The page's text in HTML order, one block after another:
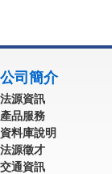
公司簡介
法源資訊
產品服務
資料庫說明
法源徵才
交通資訊